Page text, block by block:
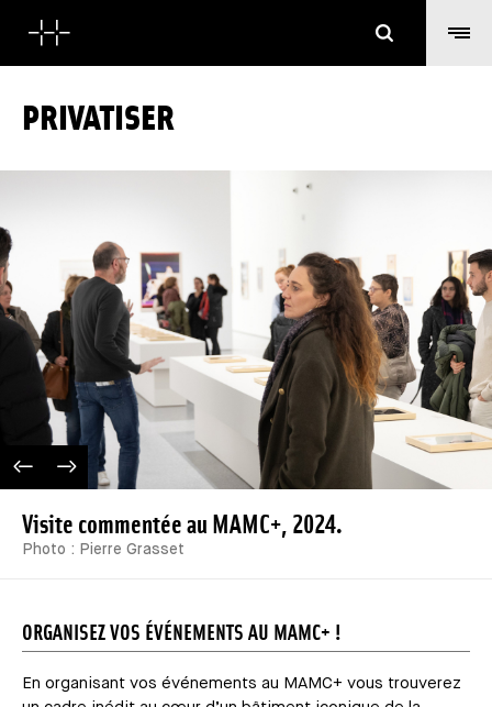
PRIVATISER
IMAGE PRÉCÉDENTEIMAGE SUIVANTE
Visite commentée au MAMC+, 2024.
Photo : Pierre Grasset
ORGANISEZ VOS ÉVÉNEMENTS AU MAMC+ !
En organisant vos événements au MAMC+ vous trouverez